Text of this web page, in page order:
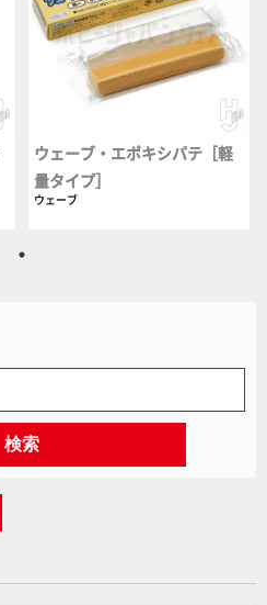
ウェーブ・エポキシパテ［軽
量タイプ］
ウェーブ
検索